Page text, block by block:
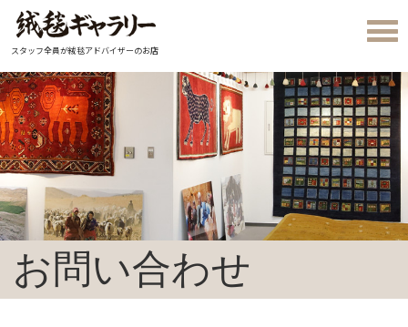
スタッフ全員が絨毯アドバイザーのお店
お問い合わせ